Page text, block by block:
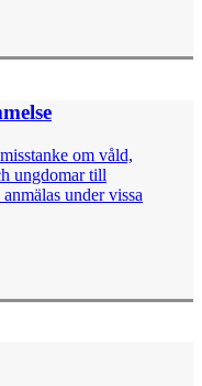
om våld,
ungdomar till
under vissa